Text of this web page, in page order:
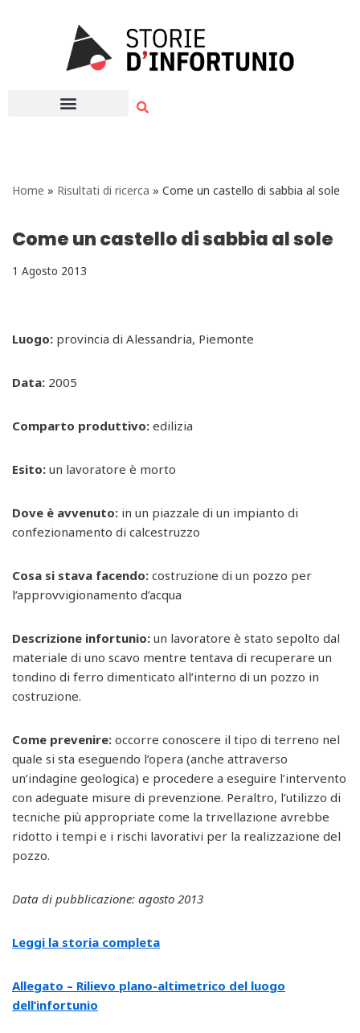
Home » Risultati di ricerca » Come un castello di sabbia al sole
Come un castello di sabbia al sole
1 Agosto 2013
Luogo: provincia di Alessandria, Piemonte
Data: 2005
Comparto produttivo: edilizia
Esito: un lavoratore è morto
Dove è avvenuto: in un piazzale di un impianto di
confezionamento di calcestruzzo
Cosa si stava facendo: costruzione di un pozzo per
l’approvvigionamento d’acqua
Descrizione infortunio: un lavoratore è stato sepolto dal
materiale di uno scavo mentre tentava di recuperare un
tondino di ferro dimenticato all’interno di un pozzo in
costruzione.
Come prevenire: occorre conoscere il tipo di terreno nel
quale si sta eseguendo l’opera (anche attraverso
un’indagine geologica) e procedere a eseguire l’intervento
con adeguate misure di prevenzione. Peraltro, l’utilizzo di
tecniche più appropriate come la trivellazione avrebbe
ridotto i tempi e i rischi lavorativi per la realizzazione del
pozzo.
Data di pubblicazione: agosto 2013
Leggi la storia completa
Allegato – Rilievo plano-altimetrico del luogo
dell’infortunio